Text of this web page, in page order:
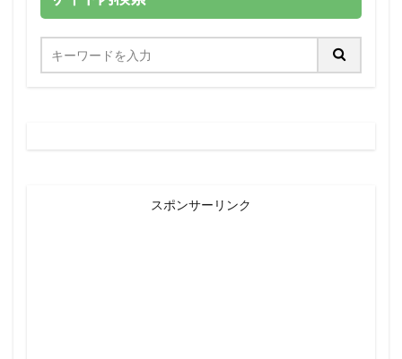
スポンサーリンク